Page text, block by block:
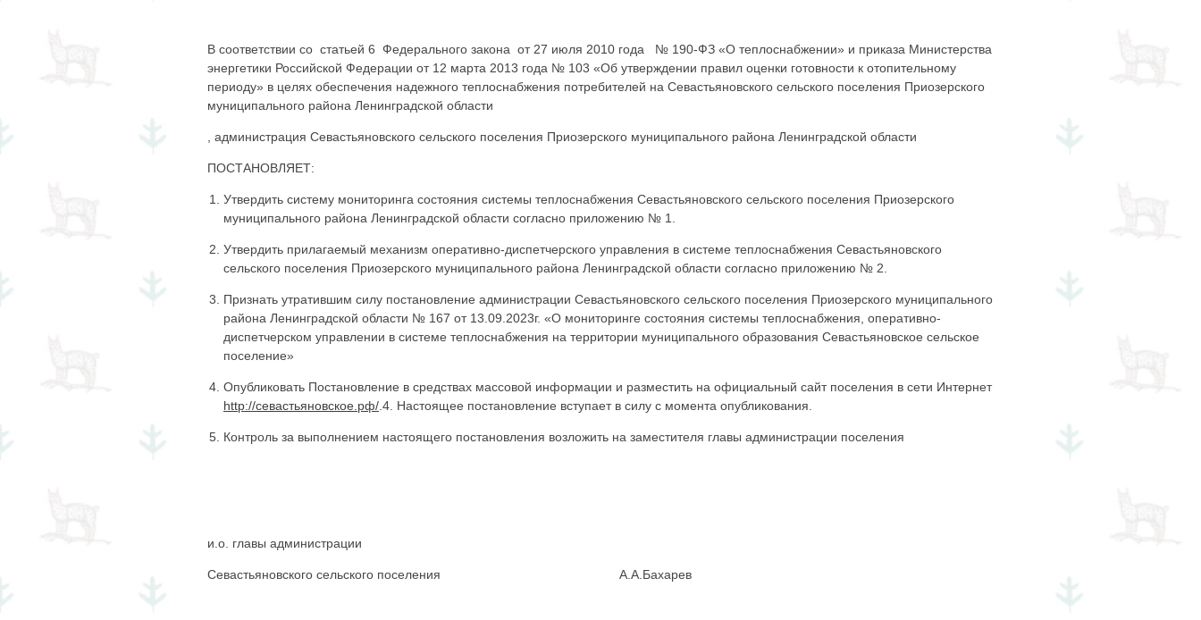
В соответствии со статьей 6 Федерального закона от 27 июля 2010 года № 190-ФЗ «О теплоснабжении» и приказа Министерства
энергетики Российской Федерации от 12 марта 2013 года № 103 «Об утверждении правил оценки готовности к отопительному
периоду» в целях обеспечения надежного теплоснабжения потребителей на Севастьяновского сельского поселения Приозерского
муниципального района Ленинградской области
, администрация Севастьяновского сельского поселения Приозерского муниципального района Ленинградской области
ПОСТАНОВЛЯЕТ:
Утвердить систему мониторинга состояния системы теплоснабжения Севастьяновского сельского поселения Приозерского
муниципального района Ленинградской области согласно приложению № 1.
Утвердить прилагаемый механизм оперативно-диспетчерского управления в системе теплоснабжения Севастьяновского
сельского поселения Приозерского муниципального района Ленинградской области согласно приложению № 2.
Признать утратившим силу постановление администрации Севастьяновского сельского поселения Приозерского муниципального
района Ленинградской области № 167 от 13.09.2023г. «О мониторинге состояния системы теплоснабжения, оперативно-
диспетчерском управлении в системе теплоснабжения на территории муниципального образования Севастьяновское сельское
поселение»
Опубликовать Постановление в средствах массовой информации и разместить на официальный сайт поселения в сети Интернет
http://севастьяновское.рф/ .4. Настоящее постановление вступает в силу с момента опубликования.
Контроль за выполнением настоящего постановления возложить на заместителя главы администрации поселения
и.о. главы администрации
Севастьяновского сельского поселения А.А.Бахарев